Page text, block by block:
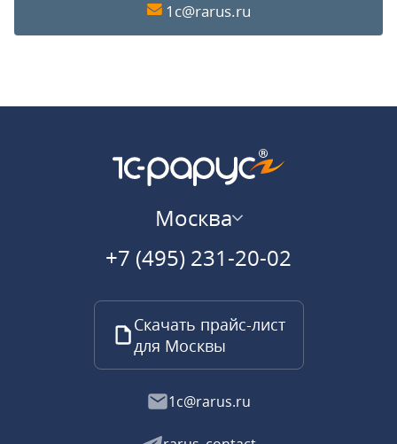
1c@rarus.ru
Москва
+7 (495) 231-20-02
Скачать прайс-лист
для Москвы
1c@rarus.ru